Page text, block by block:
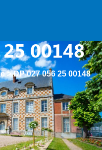
00148
>DP 027 056 25 00148